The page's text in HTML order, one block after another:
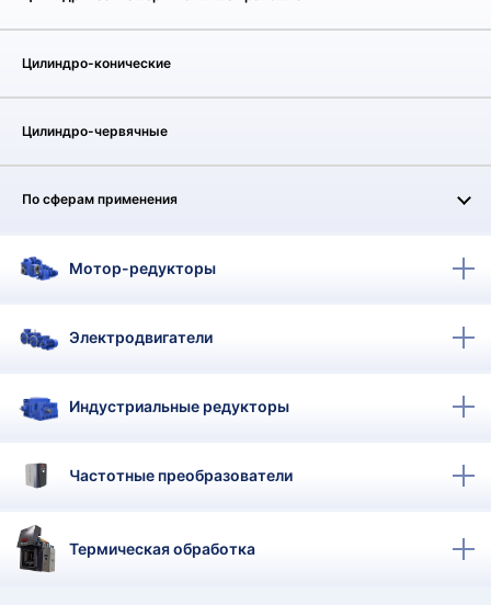
Цилиндро-конические
Цилиндро-червячные
По сферам применения
Мотор-редукторы
Электродвигатели
Индустриальные редукторы
Частотные преобразователи
Термическая обработка